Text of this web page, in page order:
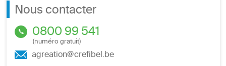
Nous contacter
0800 99 541
(numéro gratuit)
agreation@crefibel.be